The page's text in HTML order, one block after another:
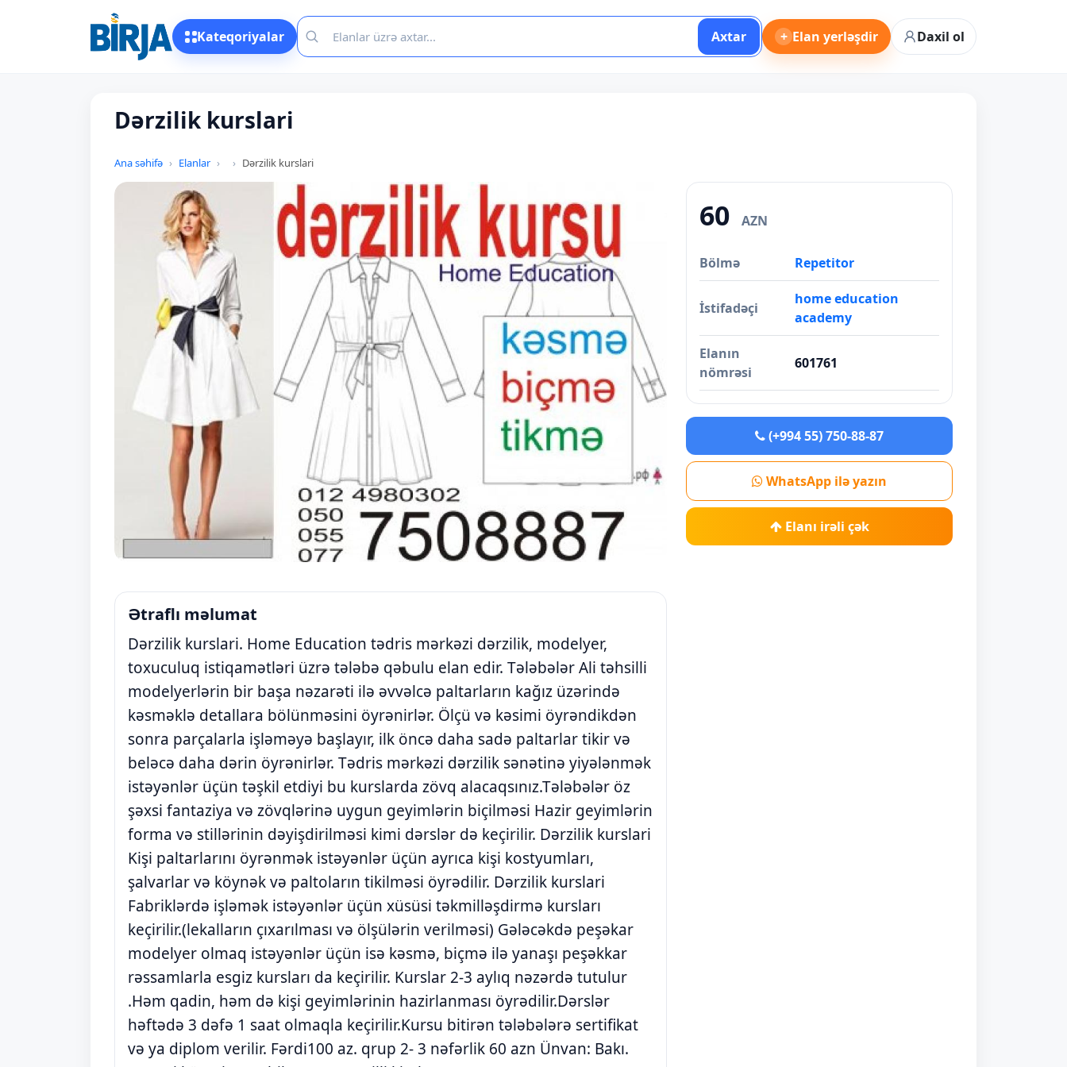
Kateqoriyalar Axtar + Elan yerləşdir Daxil ol
Dərzilik kurslari
Ana səhifə Elanlar Dərzilik kurslari
Ətraflı məlumat
Dərzilik kurslari. Home Education tədris mərkəzi dərzilik, modelyer,
toxuculuq istiqamətləri üzrə tələbə qəbulu elan edir. Tələbələr Ali təhsilli
modelyerlərin bir başa nəzarəti ilə əvvəlcə paltarların kağız üzərində
kəsməklə detallara bölünməsini öyrənirlər. Ölçü və kəsimi öyrəndikdən
sonra parçalarla işləməyə başlayır, ilk öncə daha sadə paltarlar tikir və
beləcə daha dərin öyrənirlər. Tədris mərkəzi dərzilik sənətinə yiyələnmək
istəyənlər üçün təşkil etdiyi bu kurslarda zövq alacaqsınız.Tələbələr öz
şəxsi fantaziya və zövqlərinə uygun geyimlərin biçilməsi Hazir geyimlərin
forma və stillərinin dəyişdirilməsi kimi dərslər də keçirilir. Dərzilik kurslari
Kişi paltarlarını öyrənmək istəyənlər üçün ayrıca kişi kostyumları,
şalvarlar və köynək və paltoların tikilməsi öyrədilir. Dərzilik kurslari
Fabriklərdə işləmək istəyənlər üçün xüsüsi təkmilləşdirmə kursları
keçirilir.(lekalların çıxarılması və ölşülərin verilməsi) Gələcəkdə peşəkar
modelyer olmaq istəyənlər üçün isə kəsmə, biçmə ilə yanaşı peşəkkar
rəssamlarla esgiz kursları da keçirilir. Kurslar 2-3 aylıq nəzərdə tutulur
.Həm qadin, həm də kişi geyimlərinin hazirlanması öyrədilir.Dərslər
həftədə 3 dəfə 1 saat olmaqla keçirilir.Kursu bitirən tələbələrə sertifikat
və ya diplom verilir. Fərdi100 az. qrup 2- 3 nəfərlik 60 azn Ünvan: Bakı.
60 AZN
Bölmə Repetitor
İstifadəçi
home education
academy
Elanın
nömrəsi
601761
(+994 55) 750-88-87
WhatsApp ilə yazın
Elanı irəli çək